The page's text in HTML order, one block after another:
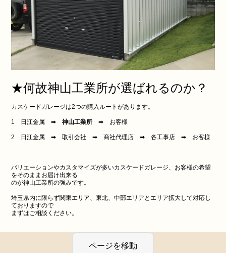
★何故神山工業所が選ばれるのか？
カスケードガレージは2つの購入ルートがあります。
1 日江金属 ➡ 神山工業所➡ お客様
2 日江金属 ➡ 取引会社 ➡ 商社代理店 ➡ 各工事店 ➡ お客様
バリエーションやカスタマイズが多いカスケードガレージ、お客様の希望
をそのままお届け出来る
のが神山工業所の強みです。
埼玉県内に限らず関東エリア、東北、中部エリアとエリア拡大して対応し
ておりますので
まずはご相談ください。